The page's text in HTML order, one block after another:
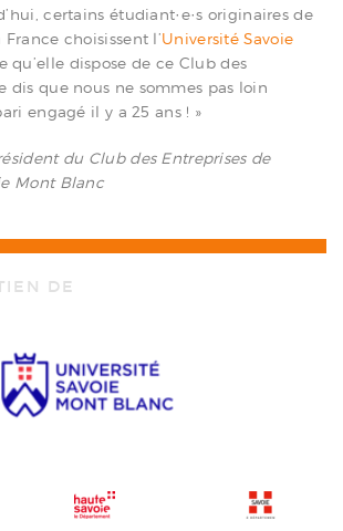
certains étudiant·e·s originaires de
choisissent l’Université Savoie
qu’elle dispose de ce Club des
dis que nous ne sommes pas loin
engagé il y a 25 ans ! »
du Club des Entreprises de
Mont Blanc
DE